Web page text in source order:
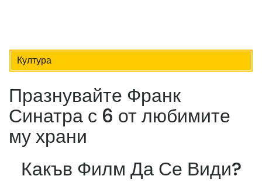
Култура
Празнувайте Франк
Синатра с 6 от любимите
му храни
Какъв Филм Да Се Види?